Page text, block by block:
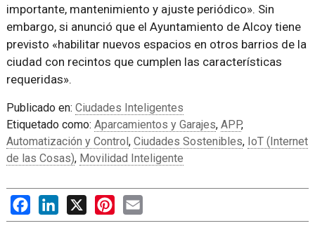
importante, mantenimiento y ajuste periódico». Sin
embargo, si anunció que el Ayuntamiento de Alcoy tiene
previsto «habilitar nuevos espacios en otros barrios de la
ciudad con recintos que cumplen las características
requeridas».
Publicado en: Ciudades Inteligentes
Etiquetado como: Aparcamientos y Garajes, APP,
Automatización y Control, Ciudades Sostenibles, IoT (Internet
de las Cosas), Movilidad Inteligente
FacebookLinkedIn
X PinterestEmail